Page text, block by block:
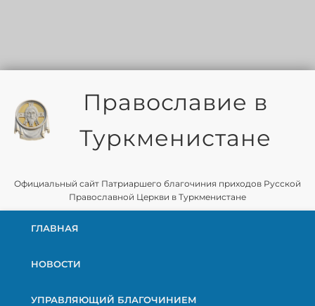
Православие в
Туркменистане
Официальный сайт Патриаршего благочиния приходов Русской
Православной Церкви в Туркменистане
ГЛАВНАЯ
НОВОСТИ
УПРАВЛЯЮЩИЙ БЛАГОЧИНИЕМ